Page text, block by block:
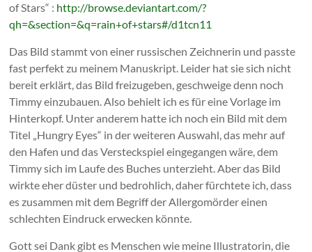
of Stars“ : http://browse.deviantart.com/?
qh=&section=&q=rain+of+stars#/d1tcn11
Das Bild stammt von einer russischen Zeichnerin und passte
fast perfekt zu meinem Manuskript. Leider hat sie sich nicht
bereit erklärt, das Bild freizugeben, geschweige denn noch
Timmy einzubauen. Also behielt ich es für eine Vorlage im
Hinterkopf. Unter anderem hatte ich noch ein Bild mit dem
Titel „Hungry Eyes“ in der weiteren Auswahl, das mehr auf
den Hafen und das Versteckspiel eingegangen wäre, dem
Timmy sich im Laufe des Buches unterzieht. Aber das Bild
wirkte eher düster und bedrohlich, daher fürchtete ich, dass
es zusammen mit dem Begriff der Allergomörder einen
schlechten Eindruck erwecken könnte.
Gott sei Dank gibt es Menschen wie meine Illustratorin, die